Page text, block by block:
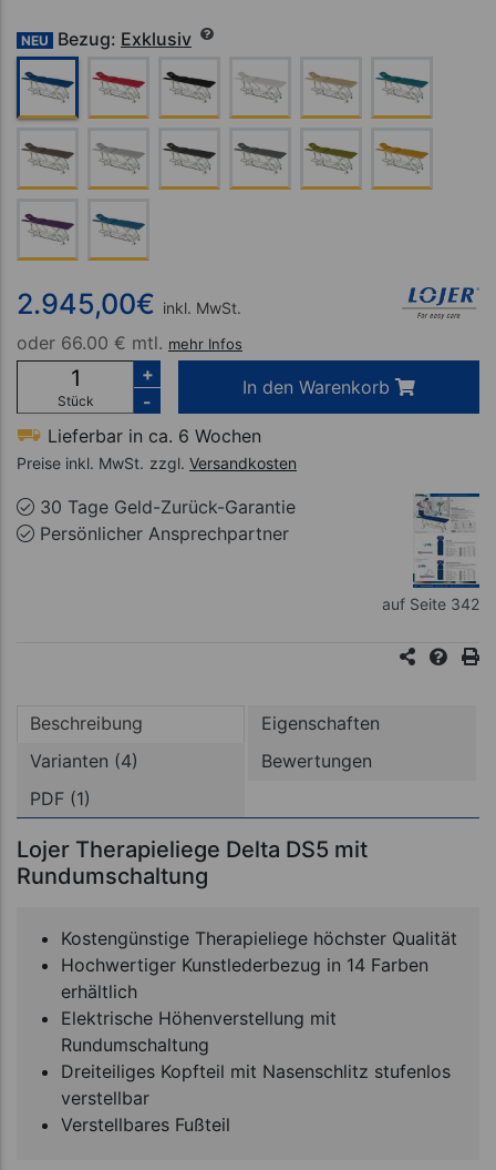
NEU Bezug: Exklusiv
2.945,00€ inkl. MwSt.
oder 66.00 € mtl. mehr Infos
Stück
+
-
In den Warenkorb
Lieferbar in ca. 6 Wochen
Preise inkl. MwSt. zzgl. Versandkosten
30 Tage Geld-Zurück-Garantie
Persönlicher Ansprechpartner
auf Seite 342
Beschreibung
Eigenschaften
Varianten (4)
Bewertungen
PDF (1)
Lojer Therapieliege Delta DS5 mit
Rundumschaltung
Kostengünstige Therapieliege höchster Qualität
Hochwertiger Kunstlederbezug in 14 Farben
erhältlich
Elektrische Höhenverstellung mit
Rundumschaltung
Dreiteiliges Kopfteil mit Nasenschlitz stufenlos
verstellbar
Verstellbares Fußteil